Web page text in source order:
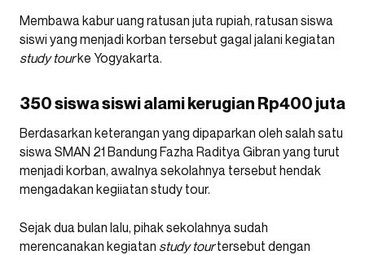
Membawa kabur uang ratusan juta rupiah, ratusan siswa
siswi yang menjadi korban tersebut gagal jalani kegiatan
study tourke Yogyakarta.
350 siswa siswi alami kerugian Rp400 juta
Berdasarkan keterangan yang dipaparkan oleh salah satu
siswa SMAN 21 Bandung Fazha Raditya Gibran yang turut
menjadi korban, awalnya sekolahnya tersebut hendak
mengadakan kegiiatan study tour.
Sejak dua bulan lalu, pihak sekolahnya sudah
merencanakan kegiatan study tourtersebut dengan